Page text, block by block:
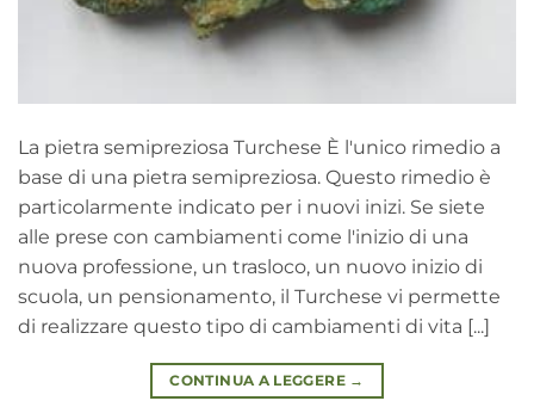
La pietra semipreziosa Turchese È l'unico rimedio a
base di una pietra semipreziosa. Questo rimedio è
particolarmente indicato per i nuovi inizi. Se siete
alle prese con cambiamenti come l'inizio di una
nuova professione, un trasloco, un nuovo inizio di
scuola, un pensionamento, il Turchese vi permette
di realizzare questo tipo di cambiamenti di vita [...]
CONTINUA A LEGGERE →